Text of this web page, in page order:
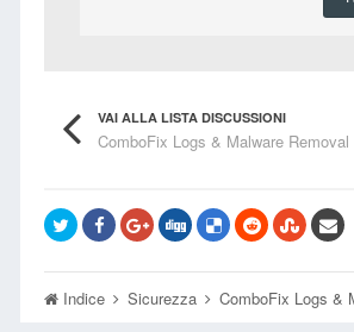
VAI ALLA LISTA DISCUSSIONI
ComboFix Logs & Malware Removal
Indice Sicurezza ComboFix Logs &